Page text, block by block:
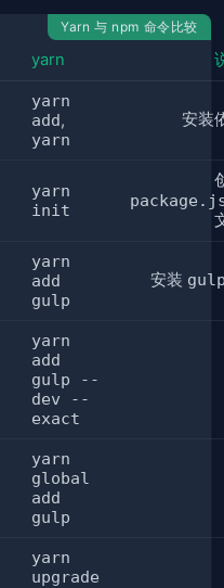
Yarn 与 npm 命令比较
yarn
yarn
add,
yarn
安装
yarn
init
yarn
add
gulp
安装
yarn
add
gulp --
dev --
exact
yarn
global
add
gulp
yarn
upgrade